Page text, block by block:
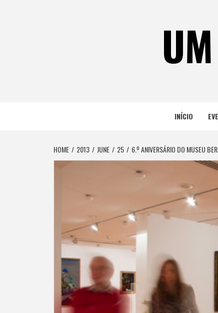
INÍCIO
HOME 2013 JUNE 25 6.º ANIVERSÁRIO DO MUSEU